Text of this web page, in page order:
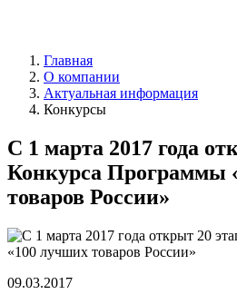
Главная
О компании
Актуальная информация
Конкурсы
С 1 марта 2017 года
Конкурса Программы
товаров России»
09.03.2017